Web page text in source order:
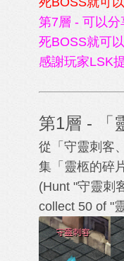
第7層 - 可以分
死BOSS就可
感謝玩家LSK
第1層 - 「
從「守靈刺客
集「靈柩的碎
(Hunt "守靈刺
collect 50 of "